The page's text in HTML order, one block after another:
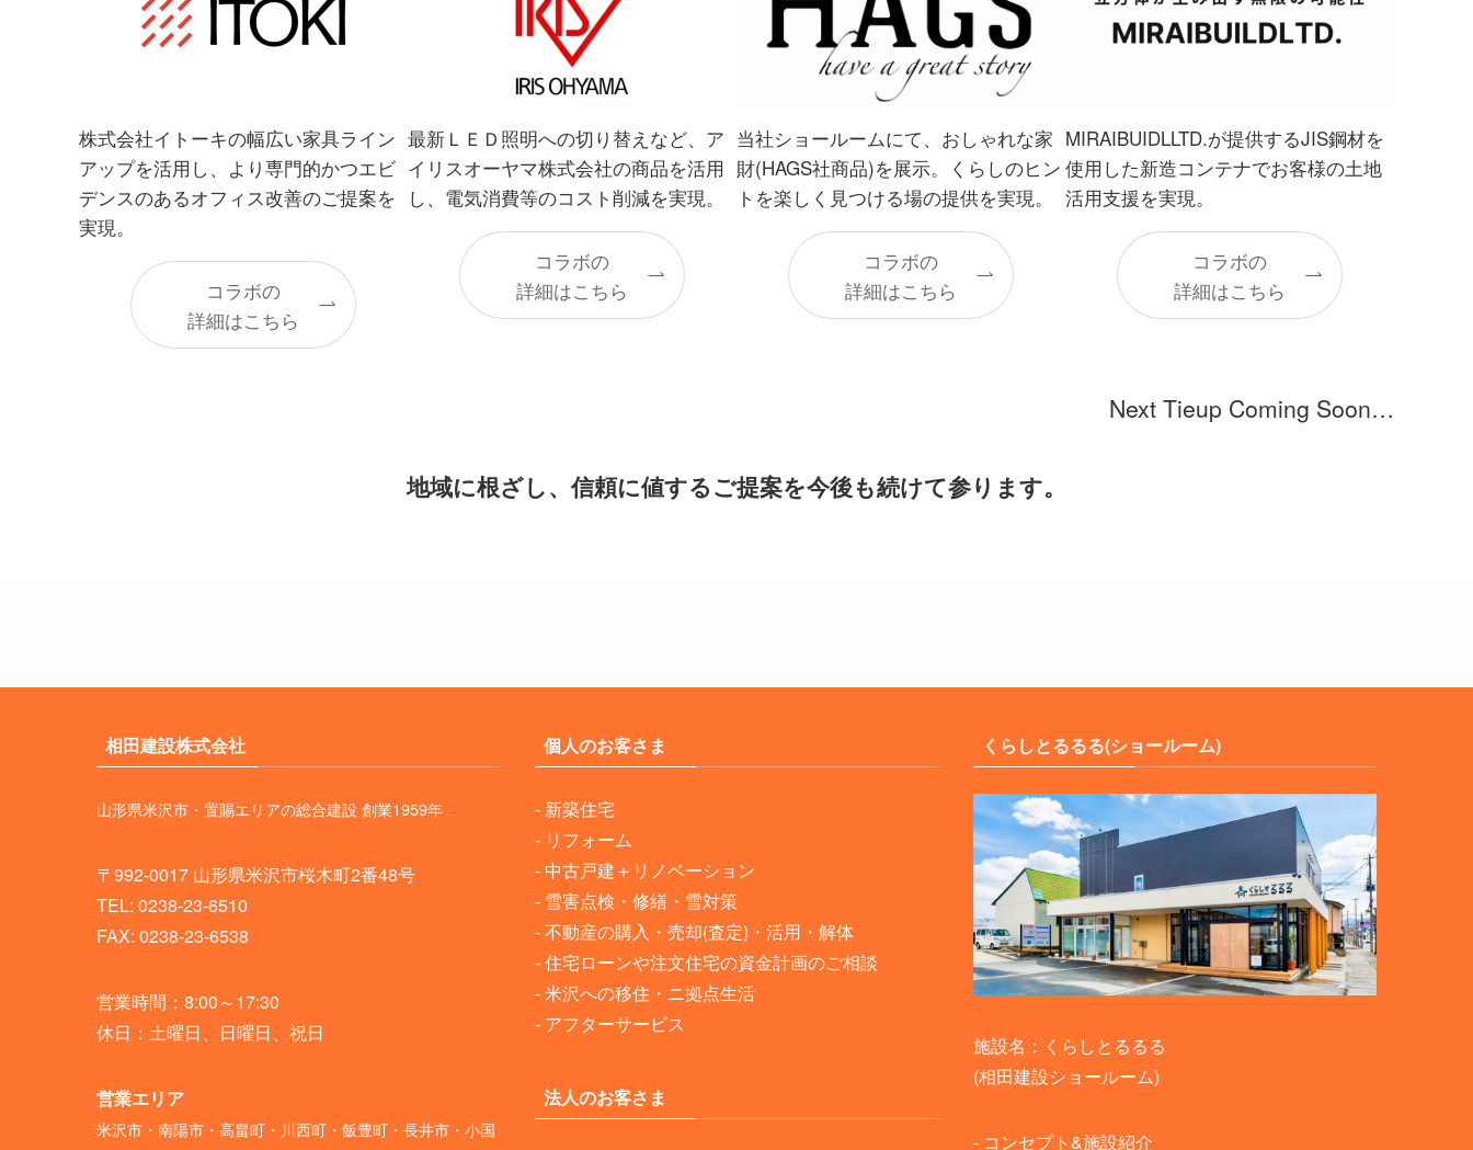
株式会社イトーキの幅広い家具ライン
アップを活用し、より専門的かつエビ
デンスのあるオフィス改善のご提案を
実現。
コラボの
詳細はこちら
最新ＬＥＤ照明への切り替えなど、ア
イリスオーヤマ株式会社の商品を活用
し、電気消費等のコスト削減を実現。
コラボの
詳細はこちら
当社ショールームにて、おしゃれな家
財(HAGS社商品)を展示。くらしのヒン
トを楽しく見つける場の提供を実現。
コラボの
詳細はこちら
MIRAIBUIDLLTD.が提供するJIS鋼材を
使用した新造コンテナでお客様の土地
活用支援を実現。
コラボの
詳細はこちら
Next Tieup Coming Soon…
地域に根ざし、信頼に値するご提案を今後も続けて参ります。
相田建設株式会社
山形県米沢市・置賜エリアの総合建設 創業1959年
〒992-0017 山形県米沢市桜木町2番48号
TEL: 0238-23-6510
FAX: 0238-23-6538
営業時間：8:00～17:30
休日：土曜日、日曜日、祝日
営業エリア
米沢市・南陽市・高畠町・川西町・飯豊町・長井市・小国
個人のお客さま
- 新築住宅
- リフォーム
- 中古戸建＋リノベーション
- 雪害点検・修繕・雪対策
-不動産の購入・売却(査定)・活用・解体
-住宅ローンや注文住宅の資金計画のご相談
-米沢への移住・ニ拠点生活
- アフターサービス
法人のお客さま
くらしとるるる(ショールーム)
施設名：くらしとるるる
(相田建設ショールーム)
- コンセプト&施設紹介